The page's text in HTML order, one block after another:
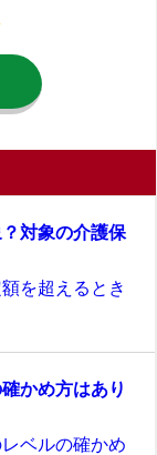
対象の介護保
を超えるとき
かめ方はあり
ベルの確かめ